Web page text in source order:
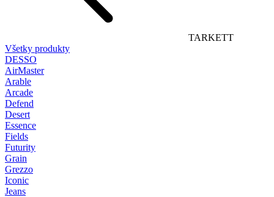
TARKETT
Všetky produkty
DESSO
AirMaster
Arable
Arcade
Defend
Desert
Essence
Fields
Futurity
Grain
Grezzo
Iconic
Jeans